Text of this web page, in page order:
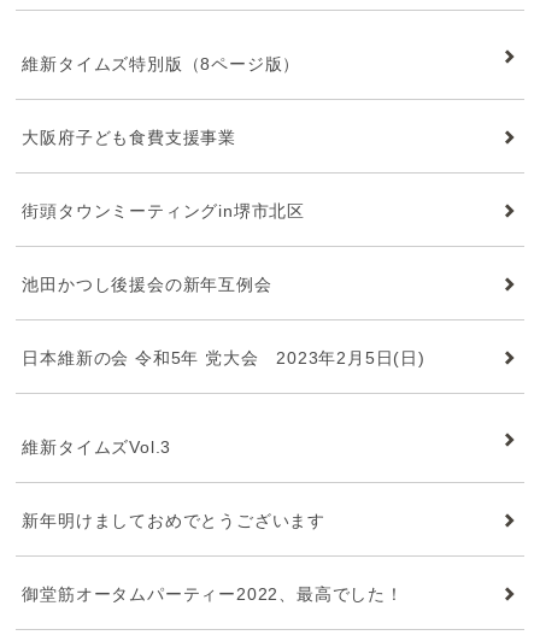
維新タイムズ特別版（8ページ版）
大阪府子ども食費支援事業
街頭タウンミーティングin堺市北区
池田かつし後援会の新年互例会
日本維新の会 令和5年 党大会 2023年2月5日(日)
維新タイムズVol.3
新年明けましておめでとうございます
御堂筋オータムパーティー2022、最高でした！